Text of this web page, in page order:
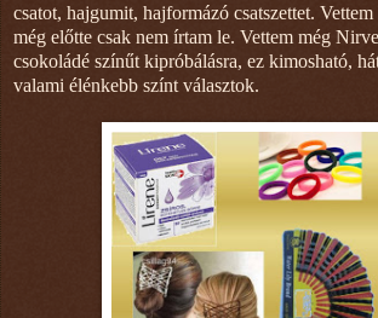
csatot, hajgumit, hajformázó csatszettet.
még előtte csak nem írtam le. Vettem még
csokoládé színűt kipróbálásra, ez kimosható,
valami élénkebb színt választok.